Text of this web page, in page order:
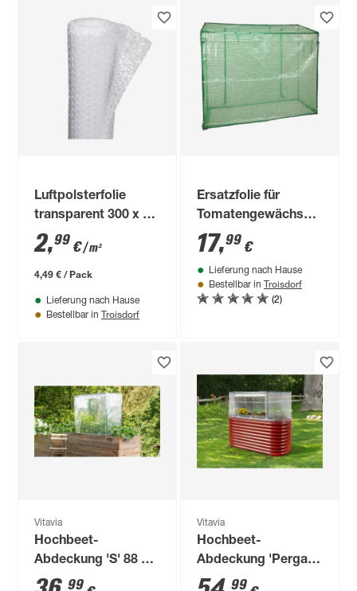
Luftpolsterfolie
transparent 300 x 50
cm, kleine Noppen
2,99 €/ m²
4,49 € / Pack
Lieferung nach Hause
Bestellbar in Troisdorf
Ersatzfolie für
Tomatengewächshaus
200 x 169 x 77 cm
17,99 €
Lieferung nach Hause
Bestellbar in Troisdorf
(2)
Vitavia
Hochbeet-
Abdeckung 'S' 88 x
105 x 55 cm
99
Vitavia
Hochbeet-
Abdeckung 'Pergart'
165 x 105 x 76 cm
99